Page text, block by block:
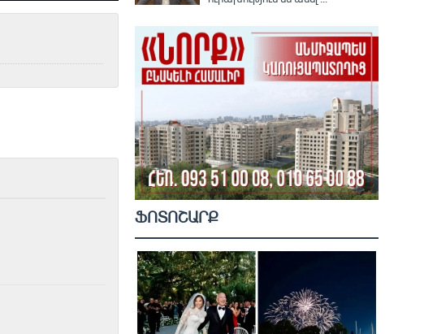
ՖՈՏՈՇԱՐՔ